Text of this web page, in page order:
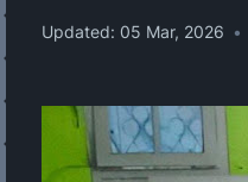
Updated: 05 Mar, 2026 •